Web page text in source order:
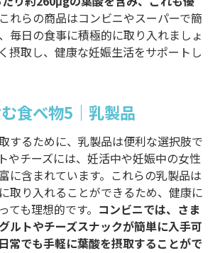
れらの商品はコンビニやスーパーで簡
毎日の食事に積極的に取り入れましょ
摂取し、健康な妊娠生活をサポートし
食べ物5｜乳製品
するために、乳製品は便利な選択肢で
やチーズには、妊活中や妊娠中の女性
に含まれています。これらの乳製品は
取り入れることができるため、健康に
も理想的です。 コンビニでは、さま
ルトやチーズスナックが簡単に入手可
常でも手軽に葉酸を摂取することがで